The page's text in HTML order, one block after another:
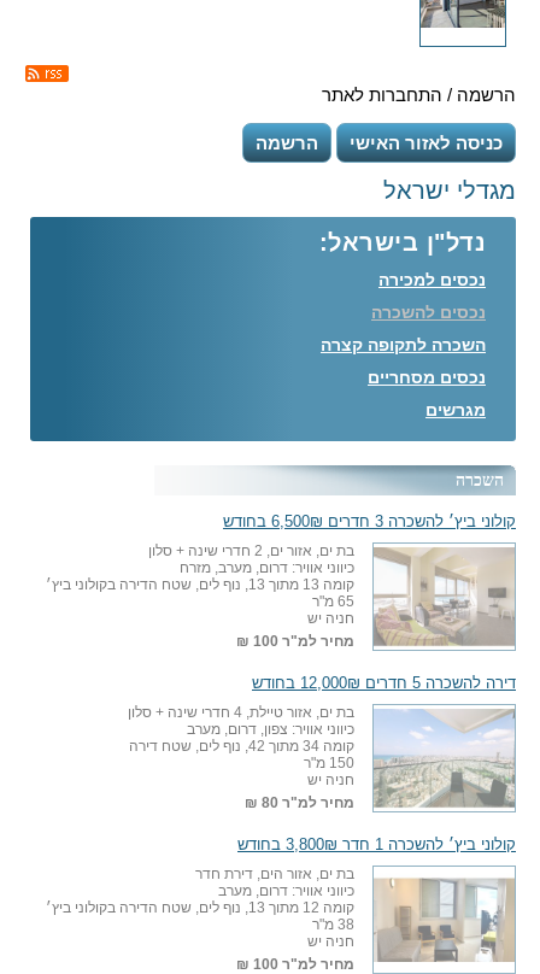
הרשמה / התחברות לאתר
כניסה לאזור האישי הרשמה
מגדלי ישראל
נדל"ן בישראל:
נכסים למכירה
נכסים להשכרה
השכרה לתקופה קצרה
נכסים מסחריים
מגרשים
השכרה
קולוני ביץ׳ להשכרה 3 חדרים 6,500₪ בחודש
בת ים, אזור ים, 2 חדרי שינה + סלון
כיווני אוויר: דרום, מערב, מזרח
קומה 13 מתוך 13, נוף לים, שטח הדירה בקולוני ביץ׳
65 מ"ר
חניה יש
מחיר למ"ר 100 ₪
דירה להשכרה 5 חדרים 12,000₪ בחודש
בת ים, אזור טיילת, 4 חדרי שינה + סלון
כיווני אוויר: צפון, דרום, מערב
קומה 34 מתוך 42, נוף לים, שטח דירה
150 מ"ר
חניה יש
מחיר למ"ר 80 ₪
קולוני ביץ׳ להשכרה 1 חדר 3,800₪ בחודש
בת ים, אזור הים, דירת חדר
כיווני אוויר: דרום, מערב
קומה 12 מתוך 13, נוף לים, שטח הדירה בקולוני ביץ׳
38 מ"ר
חניה יש
מחיר למ"ר 100 ₪